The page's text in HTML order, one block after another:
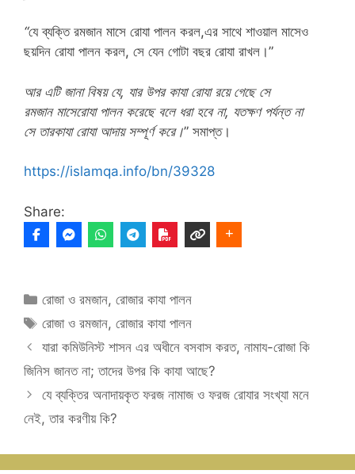
“যে ব্যক্তি রমজান মাসে রোযা পালন করল,এর সাথে শাওয়াল মাসেও
ছয়দিন রোযা পালন করল, সে যেন গোটা বছর রোযা রাখল।”
আর এটি জানা বিষয় যে, যার উপর কাযা রোযা রয়ে গেছেসে
রমজানমাসেরোযা পালন করেছে বলে ধরা হবে না, যতক্ষণ পর্যন্ত না
সে তারকাযা রোযাআদায় সম্পূর্ণ করে।” সমাপ্ত।
https://islamqa.info/bn/39328
Share:
Categories
রোজা ও রমজান,রোজার কাযা পালন
Tags
রোজা ও রমজান,রোজার কাযা পালন
যারা কমিউনিস্ট শাসন এর অধীনে বসবাস করত, নামায-রোজা কি
জিনিস জানত না; তাদের উপর কি কাযা আছে?
যে ব্যক্তির অনাদায়কৃত ফরজ নামাজ ও ফরজ রোযার সংখ্যা মনে
নেই, তার করণীয় কি?